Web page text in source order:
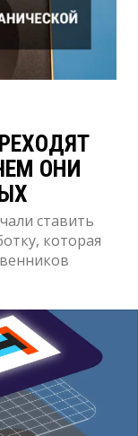
ОНИ
ставить
которая